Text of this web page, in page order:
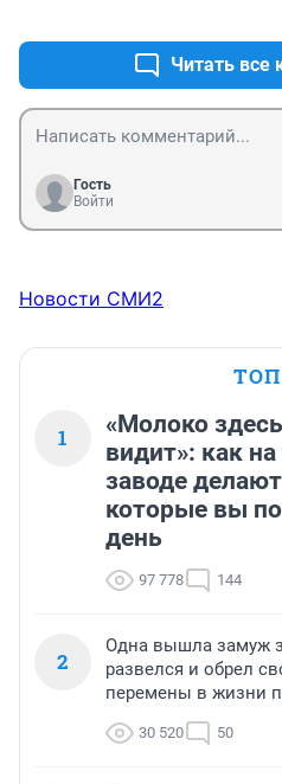
Читать все
Гость
Войти
Новости СМИ2
ТОП
1
«Молоко
видит»: как
заводе
которые вы
день
97 778 144
2
Одна вышла замуж
развелся и обрел
перемены в жизни
30 520 50